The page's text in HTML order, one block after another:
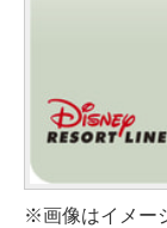
※画像はイメー